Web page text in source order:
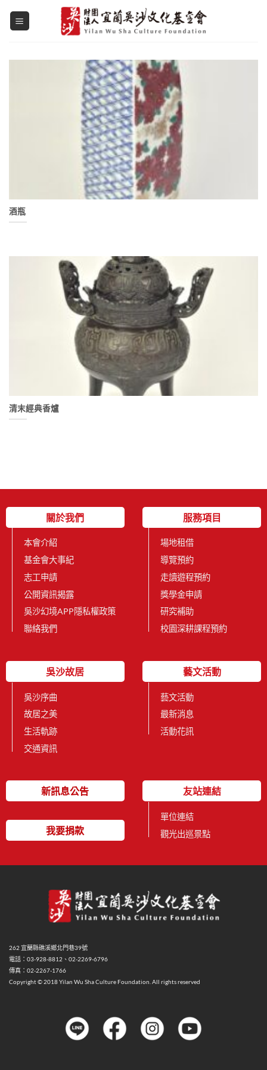
酒瓶
清末經典香爐
關於我們
本會介紹
基金會大事紀
志工申請
公開資訊揭露
吳沙幻境APP隱私權政策
聯絡我們
服務項目
場地租借
導覽預約
走讀遊程預約
獎學金申請
研究補助
校園深耕課程預約
吳沙故居
吳沙序曲
故居之美
生活軌跡
交通資訊
藝文活動
藝文活動
最新消息
活動花訊
新訊息公告
我要捐款
友站連結
單位連結
觀光出巡景點
262 宜蘭縣礁溪鄉北門巷39號
電話：03-928-8812、02-2269-6796
傳真：02-2267-1766
Copyright © 2018 Yilan Wu Sha Culture Foundation. All rights reserved